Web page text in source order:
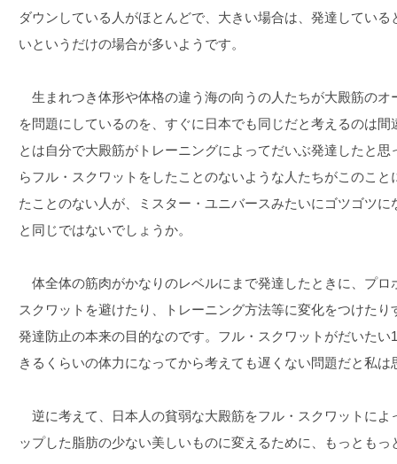
ダウンしている人がほとんどで、大きい場合は、発達してい
いというだけの場合が多いようです。
生まれつき体形や体格の違う海の向うの人たちが大殿筋のオ
を問題にしているのを、すぐに日本でも同じだと考えるのは
とは自分で大殿筋がトレーニングによってだいぶ発達したと
らフル・スクワットをしたことのないような人たちがこのこ
たことのない人が、ミスター・ユニバースみたいにゴツゴツ
と同じではないでしょうか。
体全体の筋肉がかなりのレベルにまで発達したときに、プロ
スクワットを避けたり、トレーニング方法等に変化をつけた
発達防止の本来の目的なのです。フル・スクワットがだいた
きるくらいの体力になってから考えても遅くない問題だと私は
逆に考えて、日本人の貧弱な大殿筋をフル・スクワットによ
ップした脂肪の少ない美しいものに変えるために、もっとも